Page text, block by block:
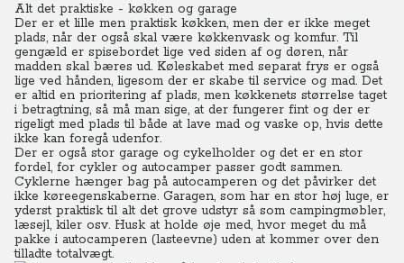
Alt det praktiske - køkken og garage
Der er et lille men praktisk køkken, men der er ikke meget
plads, når der også skal være køkkenvask og komfur. Til
gengæld er spisebordet lige ved siden af og døren, når
madden skal bæres ud. Køleskabet med separat frys er også
lige ved hånden, ligesom der er skabe til service og mad. Det
er altid en prioritering af plads, men køkkenets størrelse taget
i betragtning, så må man sige, at der fungerer fint og der er
rigeligt med plads til både at lave mad og vaske op, hvis dette
ikke kan foregå udenfor.
Der er også stor garage og cykelholder og det er en stor
fordel, for cykler og autocamper passer godt sammen.
Cyklerne hænger bag på autocamperen og det påvirker det
ikke køreegenskaberne. Garagen, som har en stor høj luge, er
yderst praktisk til alt det grove udstyr så som campingmøbler,
læsejl, kiler osv. Husk at holde øje med, hvor meget du må
pakke i autocamperen (lasteevne) uden at kommer over den
tilladte totalvægt.